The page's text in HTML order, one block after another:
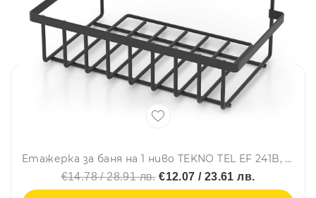
Етажерка за баня на 1 ниво TEKNO TEL EF 241B, 24х15х13 см, Двойно залепване, Черен
€14.78 / 28.91 лв.€12.07 / 23.61 лв.